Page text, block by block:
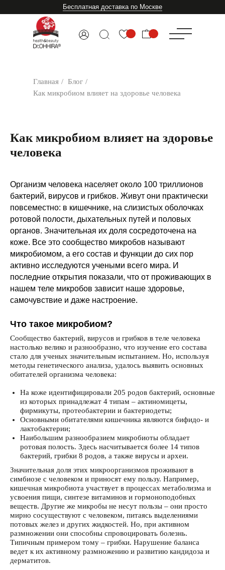
Бесплатная доставка по Москве
Главная / Блог /
Как микробиом влияет на здоровье человека
Как микробиом влияет на здоровье
человека
Организм человека населяет около 100 триллионов
бактерий, вирусов и грибков. Живут они практически
повсеместно: в кишечнике, на слизистых оболочках
ротовой полости, дыхательных путей и половых
органов. Значительная их доля сосредоточена на
коже. Все это сообщество микробов называют
микробиомом, а его состав и функции до сих пор
активно исследуются учеными всего мира. И
последние открытия показали, что от проживающих в
нашем теле микробов зависит наше здоровье,
самочувствие и даже настроение.
Что такое микробиом?
Сообщество бактерий, вирусов и грибков в теле человека
настолько велико и разнообразно, что изучение его состава
стало для ученых значительным испытанием. Но, используя
методы генетического анализа, удалось выявить основных
обитателей организма человека:
На коже идентифицировали 205 родов бактерий, основные
из которых принадлежат 4 типам – актиномицеты,
фирмикуты, протеобактерии и бактериодеты;
Основными обитателями кишечника являются бифидо- и
лактобактерии;
Наибольшим разнообразием микробиоты обладает
ротовая полость. Здесь насчитывается более 14 типов
бактерий, грибки 8 родов, а также вирусы и археи.
Значительная доля этих микроорганизмов проживают в
симбиозе с человеком и приносят ему пользу. Например,
кишечная микробиота участвует в процессах метаболизма и
усвоения пищи, синтезе витаминов и гормоноподобных
веществ. Другие же микробы не несут пользы – они просто
мирно сосуществуют с человеком, питаясь выделениями
потовых желез и других жидкостей. Но, при активном
размножении они способны спровоцировать болезнь.
Типичным примером тому – грибки. Нарушение баланса
ведет к их активному размножению и развитию кандидоза и
дерматитов.